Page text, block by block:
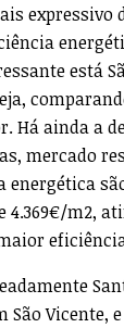
está
Há ainda a
mercado
4.369€/m2,
Vicente,